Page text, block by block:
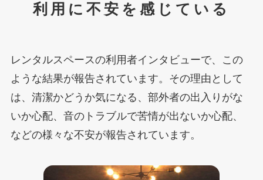
利用に不安を感じている
レンタルスペースの利用者インタビューで、この
ような結果が報告されています。その理由として
は、清潔かどうか気になる、部外者の出入りがな
いか心配、音のトラブルで苦情が出ないか心配、
などの様々な不安が報告されています。